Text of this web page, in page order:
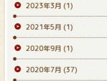
2023年3月 (1)
2021年5月 (1)
2020年9月 (1)
2020年7月 (37)